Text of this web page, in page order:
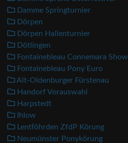
Damme Springturnier
Dörpen
Dörpen Hallenturnier
Dötlingen
Fontainebleau Connemara Show
Fontainebleau Pony Euro
Alt-Oldenburger Fürstenau
Handorf Vorauswahl
Harpstedt
Ihlow
Lentföhrden ZfdP Körung
Neumünster Ponykörung